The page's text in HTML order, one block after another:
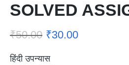
SOLVED
₹50.00 ₹30.00
हिंदी उपन्यास